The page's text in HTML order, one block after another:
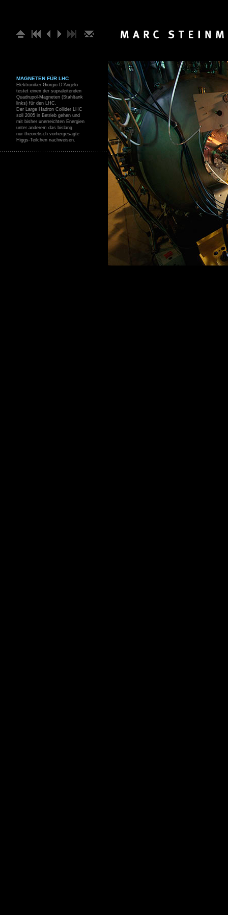
MAGNETEN FÜR LHC
Elektroniker Giorgio D’Angelo
testet einen der supraleitenden
Quadrupol-Magneten (Stahltank
links) für den LHC.
Der Large Hadron Collider LHC
soll 2005 in Betrieb gehen und
mit bisher unerreichten Energien
unter anderem das bislang
nur theoretisch vorhergesagte
Higgs-Teilchen nachweisen.